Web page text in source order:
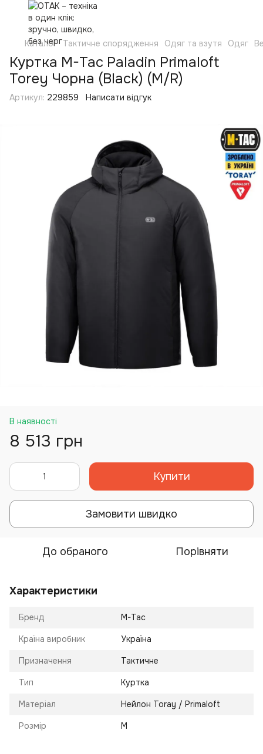
Каталог Тактичне спорядження Одяг та взутя Одяг
Куртка M-Tac Paladin Primaloft
Torey Чорна (Black) (M/R)
Артикул: 229859 Написати відгук
В наявності
8 513 грн
Купити
Замовити швидко
До обраного Порівняти
Характеристики
Бренд M-Tac
Країна виробник Україна
Призначення Тактичне
Тип Куртка
Матеріал Нейлон Toray / Primaloft
Розмір M